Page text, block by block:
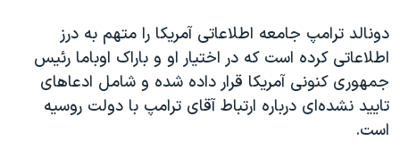
دونالد ترامپ جامعه اطلاعاتی آمریکا را متهم به درز
اطلاعاتی کرده است که در اختیار او و باراک اوباما رئیس
جمهوری کنونی آمریکا قرار داده شده و شامل ادعاهای
تایید نشده‌ای درباره ارتباط آقای ترامپ با دولت روسیه
است.